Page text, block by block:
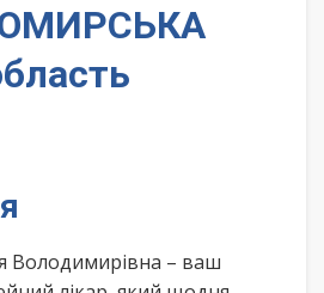
Володимирівна – ваш